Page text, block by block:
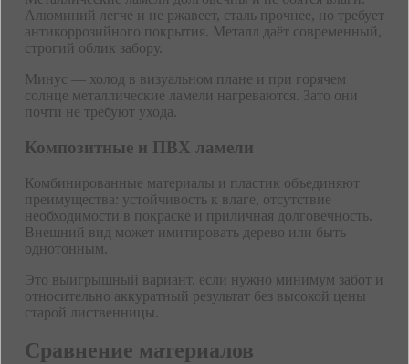
Алюминий легче и не ржавеет, сталь прочнее, но требует
антикоррозийного покрытия. Металл даёт современный,
строгий облик забору.
Минус — холод в визуальном плане и при горячем
солнце металлические ламели нагреваются. Зато они
почти не требуют ухода.
Композитные и ПВХ ламели
Комбинированные материалы и пластик объединяют
преимущества: устойчивость к влаге, отсутствие
необходимости в покраске и приличная долговечность.
Внешний вид может имитировать дерево или быть
однотонным.
Это выигрышный вариант, если нужно минимум забот и
относительно аккуратный результат без высокой цены
старой лиственницы.
Сравнение материалов